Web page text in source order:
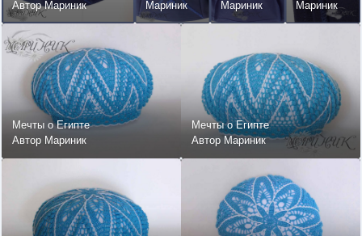
юбка, украшенная
вязаным орнаменто
Автор Мариник Мариник Мариник Мариник
Мечты о Египте
Автор Мариник
Мечты о Египте
Автор Мариник